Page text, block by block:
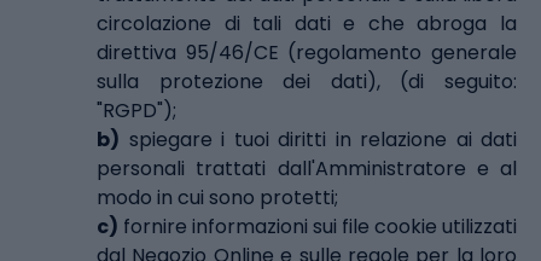
circolazione di tali dati e che abroga la
direttiva 95/46/CE (regolamento generale
sulla protezione dei dati), (di seguito:
"RGPD");
b) spiegare i tuoi diritti in relazione ai dati
personali trattati dall'Amministratore e al
modo in cui sono protetti;
c) fornire informazioni sui file cookie utilizzati
dal Negozio Online e sulle regole per la loro